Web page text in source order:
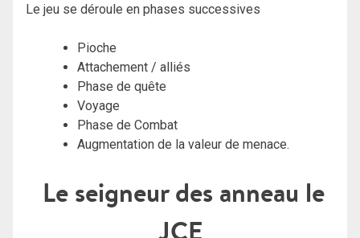
Le jeu se déroule en phases successives
Pioche
Attachement / alliés
Phase de quête
Voyage
Phase de Combat
Augmentation de la valeur de menace.
Le seigneur des anneau le
JCE